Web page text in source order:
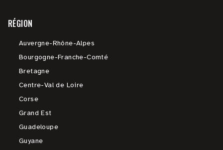
RÉGION
Auvergne-Rhône-Alpes
Bourgogne-Franche-Comté
Bretagne
Centre-Val de Loire
Corse
Grand Est
Guadeloupe
Guyane